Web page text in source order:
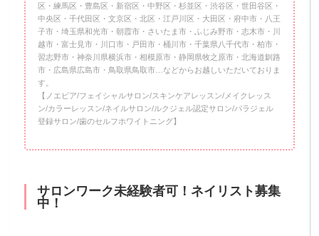
区・練馬区・豊島区・新宿区・中野区・杉並区・渋谷区・世田谷区・
中央区・千代田区・文京区・北区・江戸川区・大田区・府中市・八王
子市・埼玉県和光市・朝霞市・さいたま市・ふじみ野市・志木市・川
越市・富士見市・川口市・戸田市・桶川市・千葉県八千代市・柏市・
習志野市・神奈川県横浜市・相模原市・静岡県牧之原市・北海道釧路
市・広島県広島市・鳥取県鳥取市…などからお越しいただいておりま
す。
【ノエビア/フェイシャルサロン/スキンケアレッスン/メイクレッス
ン/カラーレッスン/ネイルサロン/ルクジェル認定サロン/パラジェル
登録サロン/歯のセルフホワイトニング】
サロンワーク未経験者可！ネイリスト募集
中！